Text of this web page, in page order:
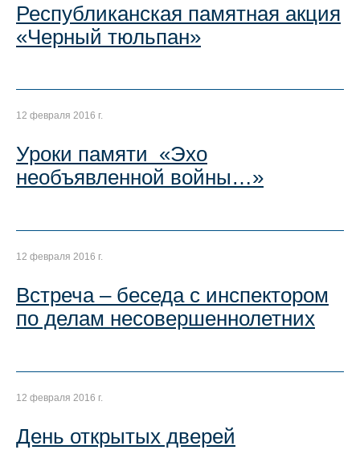
Республиканская памятная акция
«Черный тюльпан»
12 февраля 2016 г.
Уроки памяти «Эхо
необъявленной войны…»
12 февраля 2016 г.
Встреча – беседа с инспектором
по делам несовершеннолетних
12 февраля 2016 г.
День открытых дверей